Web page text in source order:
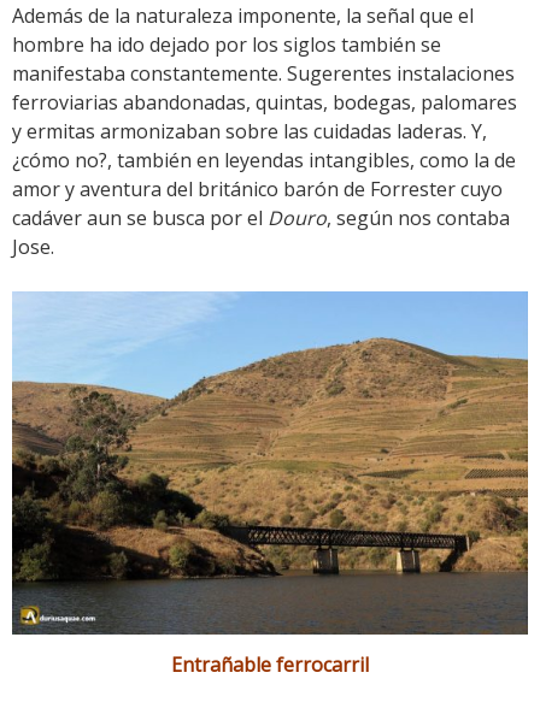
Además de la naturaleza imponente, la señal que el
hombre ha ido dejado por los siglos también se
manifestaba constantemente. Sugerentes instalaciones
ferroviarias abandonadas, quintas, bodegas, palomares
y ermitas armonizaban sobre las cuidadas laderas. Y,
¿cómo no?, también en leyendas intangibles, como la de
amor y aventura del británico barón de Forrester cuyo
cadáver aun se busca por el Douro, según nos contaba
Jose.
Entrañable ferrocarril